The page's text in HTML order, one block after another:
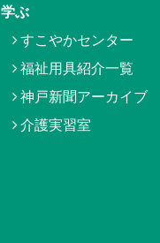
学ぶ
すこやかセンター
福祉用具紹介一覧
神戸新聞アーカイブ
介護実習室